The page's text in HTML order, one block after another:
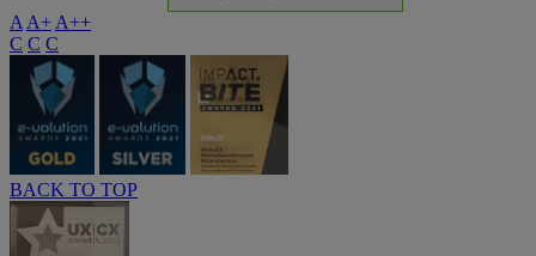
A A+ A++
C C C
BACK TO TOP